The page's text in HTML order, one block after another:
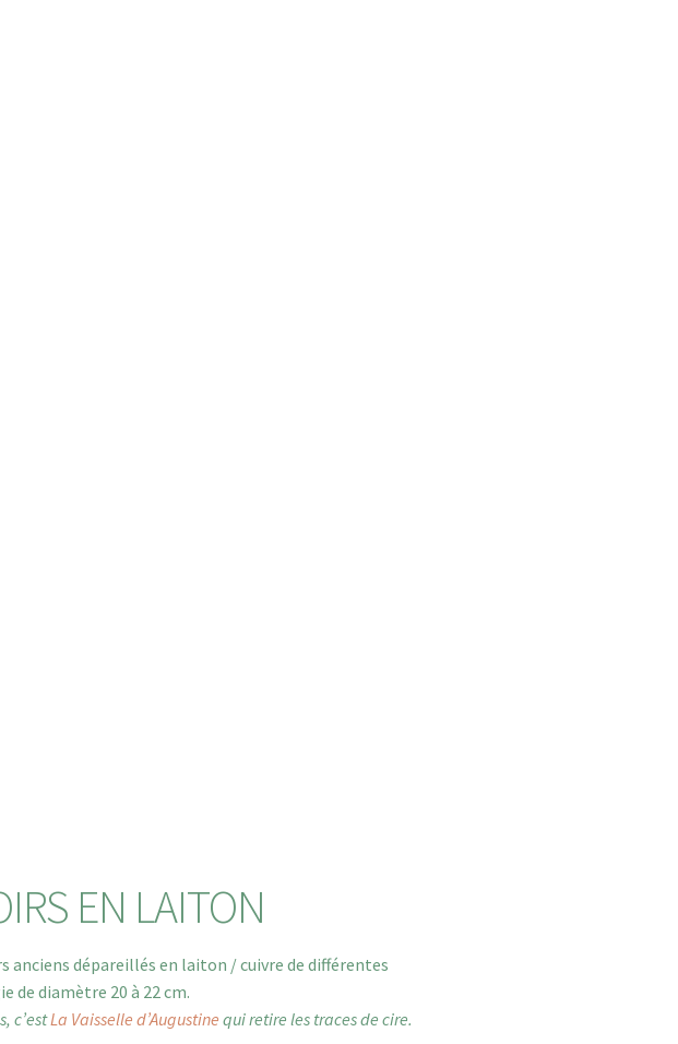
EN LAITON
anciens dépareillés en laiton / cuivre de différentes
de diamètre 20 à 22 cm.
c’estLa Vaisselle d’Augustine qui retire les traces de cire.